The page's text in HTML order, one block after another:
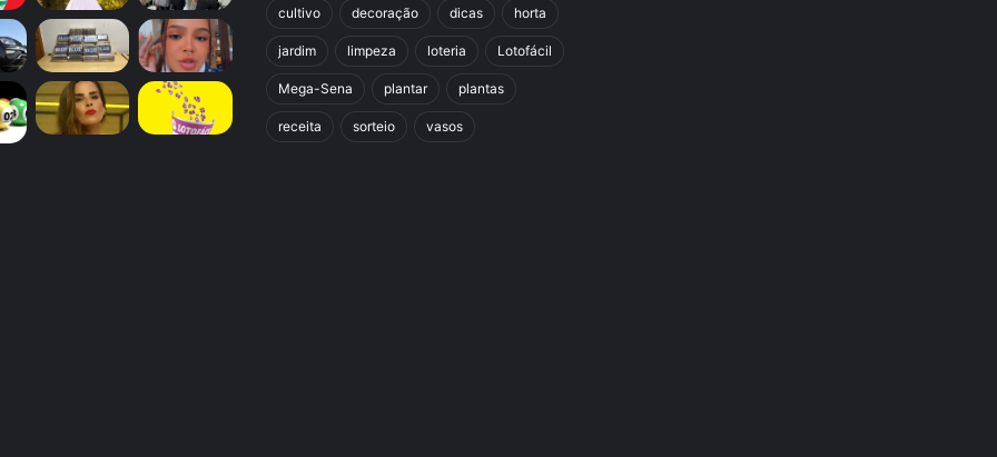
cultivo decoração dicas horta
jardim limpeza loteria Lotofácil
Mega-Sena plantar plantas
receita sorteio vasos